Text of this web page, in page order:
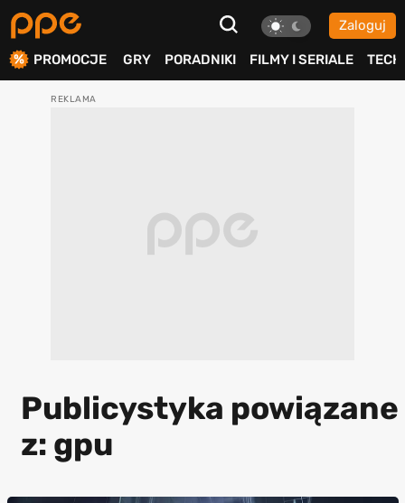
Zaloguj
PROMOCJE GRY PORADNIKI FILMY I SERIALE TECH
Publicystyka powiązane
z: gpu